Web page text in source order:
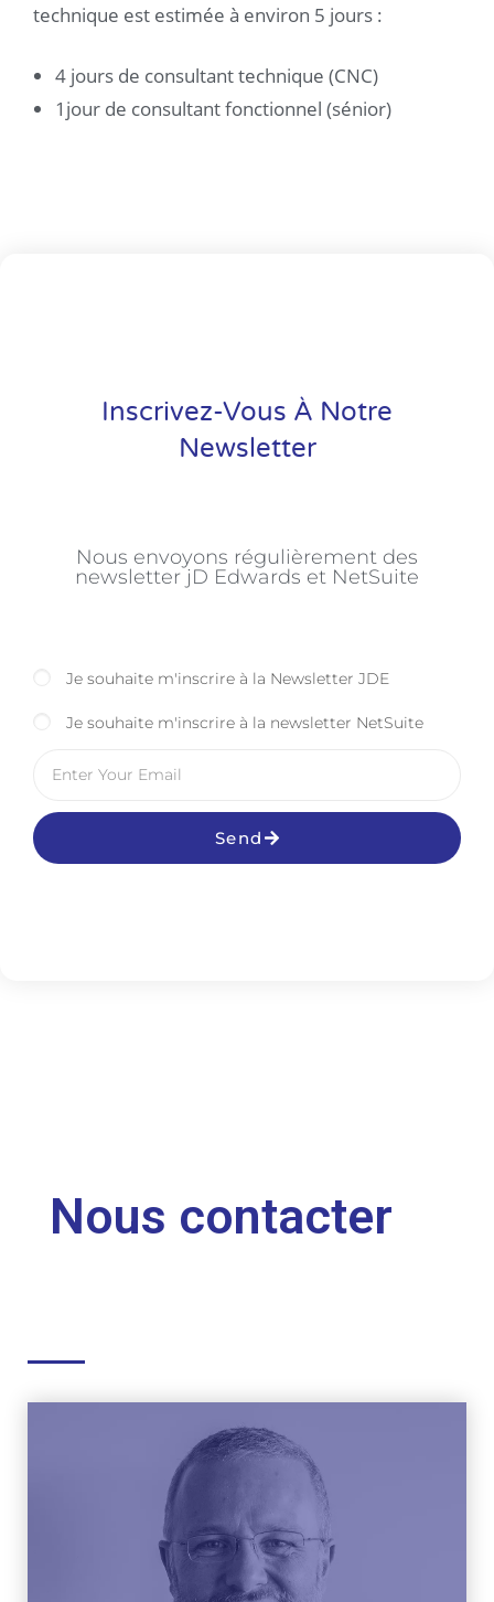
technique est estimée à environ 5 jours :
4 jours de consultant technique (CNC)
1jour de consultant fonctionnel (sénior)
Inscrivez-Vous À Notre
Newsletter
Nous envoyons régulièrement des
newsletter jD Edwards et NetSuite
Je souhaite m'inscrire à la Newsletter JDE
Je souhaite m'inscrire à la newsletter NetSuite
Send
Nous contacter
Consulter son LinkedIn